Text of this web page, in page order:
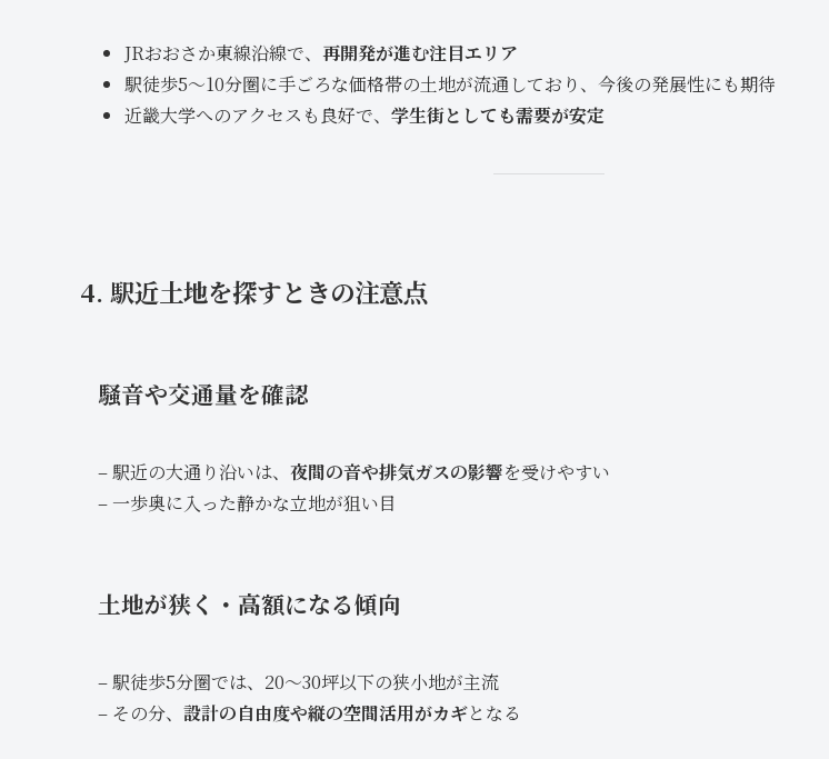
JRおおさか東線沿線で、 再開発が進む注目エリア
駅徒歩5〜10分圏に手ごろな価格帯の土地が流通しており、今後の発展性にも期待
近畿大学へのアクセスも良好で、 学生街としても需要が安定
4. 駅近土地を探すときの注意点
騒音や交通量を確認
– 駅近の大通り沿いは、 夜間の音や排気ガスの影響を受けやすい
– 一歩奥に入った静かな立地が狙い目
土地が狭く・高額になる傾向
– 駅徒歩5分圏では、20〜30坪以下の狭小地が主流
– その分、 設計の自由度や縦の空間活用がカギとなる